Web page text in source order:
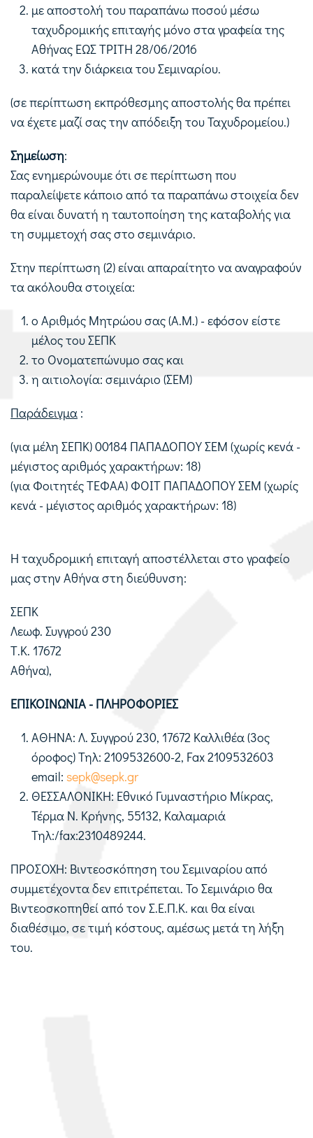
με αποστολή του παραπάνω ποσού μέσω
ταχυδρομικής επιταγής μόνο στα γραφεία της
Αθήνας ΕΩΣ ΤΡΙΤΗ 28/06/2016
κατά την διάρκεια του Σεμιναρίου.
(σε περίπτωση εκπρόθεσμης αποστολής θα πρέπει
να έχετε μαζί σας την απόδειξη του Ταχυδρομείου.)
Σημείωση:
Σας ενημερώνουμε ότι σε περίπτωση που
παραλείψετε κάποιο από τα παραπάνω στοιχεία δεν
θα είναι δυνατή η ταυτοποίηση της καταβολής για
τη συμμετοχή σας στο σεμινάριο.
Στην περίπτωση (2) είναι απαραίτητο να αναγραφούν
τα ακόλουθα στοιχεία:
ο Αριθμός Μητρώου σας (Α.Μ.) - εφόσον είστε
μέλος του ΣΕΠΚ
το Ονοματεπώνυμο σας και
η αιτιολογία: σεμινάριο (ΣΕΜ)
Παράδειγμα :
(για μέλη ΣΕΠΚ) 00184 ΠΑΠΑΔΟΠΟΥ ΣΕΜ (χωρίς κενά -
μέγιστος αριθμός χαρακτήρων: 18)
(για Φοιτητές ΤΕΦΑΑ) ΦΟΙΤ ΠΑΠΑΔΟΠΟΥ ΣΕΜ (χωρίς
κενά - μέγιστος αριθμός χαρακτήρων: 18)
Η ταχυδρομική επιταγή αποστέλλεται στο γραφείο
μας στην Αθήνα στη διεύθυνση:
ΣΕΠΚ
Λεωφ. Συγγρού 230
Τ.Κ. 17672
Αθήνα),
ΕΠΙΚΟΙΝΩΝΙΑ - ΠΛΗΡΟΦΟΡΙΕΣ
ΑΘΗΝΑ: Λ. Συγγρού 230, 17672 Καλλιθέα (3ος
όροφος) Τηλ: 2109532600-2, Fax 2109532603
email: sepk@sepk.gr
ΘΕΣΣΑΛΟΝΙΚΗ: Εθνικό Γυμναστήριο Μίκρας,
Τέρμα Ν. Κρήνης, 55132, Καλαμαριά
Τηλ:/fax:2310489244.
ΠΡΟΣΟΧΗ: Βιντεοσκόπηση του Σεμιναρίου από
συμμετέχοντα δεν επιτρέπεται. Το Σεμινάριο θα
Βιντεοσκοπηθεί από τον Σ.Ε.Π.Κ. και θα είναι
διαθέσιμο, σε τιμή κόστους, αμέσως μετά τη λήξη
του.